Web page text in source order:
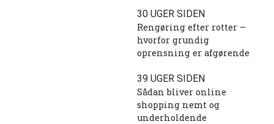
30 UGER SIDEN
Rengøring efter rotter –
hvorfor grundig
oprensning er afgørende
39 UGER SIDEN
Sådan bliver online
shopping nemt og
underholdende